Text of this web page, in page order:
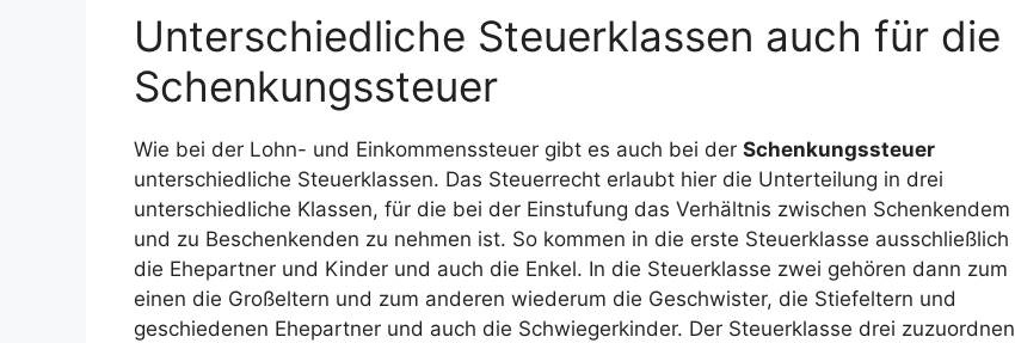
Unterschiedliche Steuerklassen auch für die
Schenkungssteuer
Wie bei der Lohn- und Einkommenssteuer gibt es auch bei der Schenkungssteuer
unterschiedliche Steuerklassen. Das Steuerrecht erlaubt hier die Unterteilung in drei
unterschiedliche Klassen, für die bei der Einstufung das Verhältnis zwischen Schenkendem
und zu Beschenkenden zu nehmen ist. So kommen in die erste Steuerklasse ausschließlich
die Ehepartner und Kinder und auch die Enkel. In die Steuerklasse zwei gehören dann zum
einen die Großeltern und zum anderen wiederum die Geschwister, die Stiefeltern und
geschiedenen Ehepartner und auch die Schwiegerkinder. Der Steuerklasse drei zuzuordnen